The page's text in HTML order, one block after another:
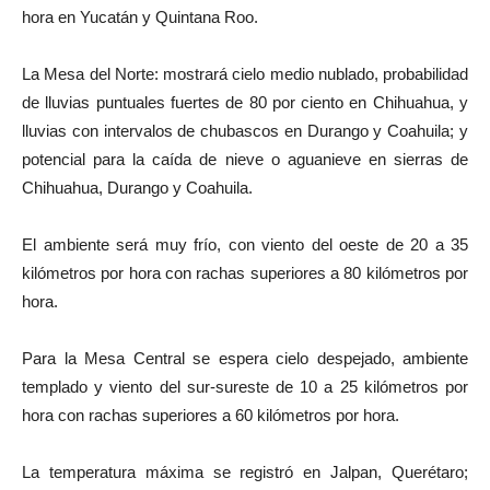
hora en Yucatán y Quintana Roo.
La Mesa del Norte: mostrará cielo medio nublado, probabilidad
de lluvias puntuales fuertes de 80 por ciento en Chihuahua, y
lluvias con intervalos de chubascos en Durango y Coahuila; y
potencial para la caída de nieve o aguanieve en sierras de
Chihuahua, Durango y Coahuila.
El ambiente será muy frío, con viento del oeste de 20 a 35
kilómetros por hora con rachas superiores a 80 kilómetros por
hora.
Para la Mesa Central se espera cielo despejado, ambiente
templado y viento del sur-sureste de 10 a 25 kilómetros por
hora con rachas superiores a 60 kilómetros por hora.
La temperatura máxima se registró en Jalpan, Querétaro;